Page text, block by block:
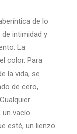
de lo
intimidad y
La
color. Para
la vida, se
de cero,
un vacío
esté, un lienzo